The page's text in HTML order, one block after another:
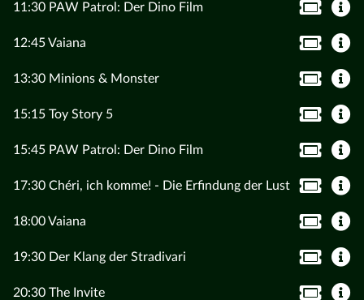
11:30 PAW Patrol: Der Dino Film
12:45 Vaiana
13:30 Minions & Monster
15:15 Toy Story 5
15:45 PAW Patrol: Der Dino Film
17:30 Chéri, ich komme! - Die Erfindung der Lust
18:00 Vaiana
19:30 Der Klang der Stradivari
20:30 The Invite